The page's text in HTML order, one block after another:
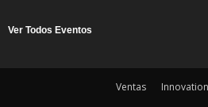
Ver Todos Eventos
Ventas